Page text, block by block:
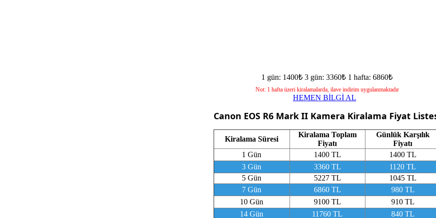
1 gün: 1400₺ 3 gün: 3360₺ 1 hafta: 6860₺
Not: 1 hafta üzeri kiralamalarda, ilave indirim uygulanmaktadır
HEMEN BİLGİ AL
Canon EOS R6 Mark II Kamera Kiralama Fiyat
Kiralama Süresi
Kiralama Toplam
Fiyatı
Günlük Karşılık
Fiyatı
1 Gün
1400 TL
1400 TL
3 Gün
3360 TL
1120 TL
5 Gün
5227 TL
1045 TL
7 Gün
6860 TL
980 TL
10 Gün
9100 TL
910 TL
14 Gün
11760 TL 840 TL